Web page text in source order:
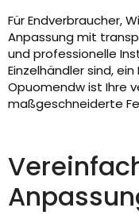
Für Endverbraucher,
Anpassung mit
und professionelle
Einzelhändler sind,
Opuomendw ist Ihre
maßgeschneiderte